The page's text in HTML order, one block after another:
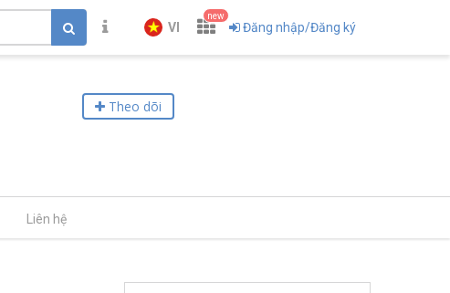
VI
new
Đăng nhập/Đăng ký
Theo dõi
Liên hệ